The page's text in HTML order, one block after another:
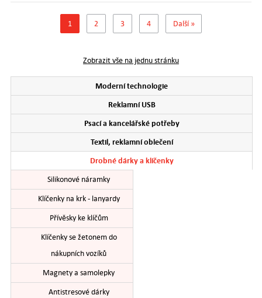
1 2 3 4 Další »
Zobrazit vše na jednu stránku
Moderní technologie
Reklamní USB
Psací a kancelářské potřeby
Textil, reklamní oblečení
Drobné dárky a klíčenky
Silikonové náramky
Klíčenky na krk - lanyardy
Přívěsky ke klíčům
Klíčenky se žetonem do
nákupních vozíků
Magnety a samolepky
Antistresové dárky